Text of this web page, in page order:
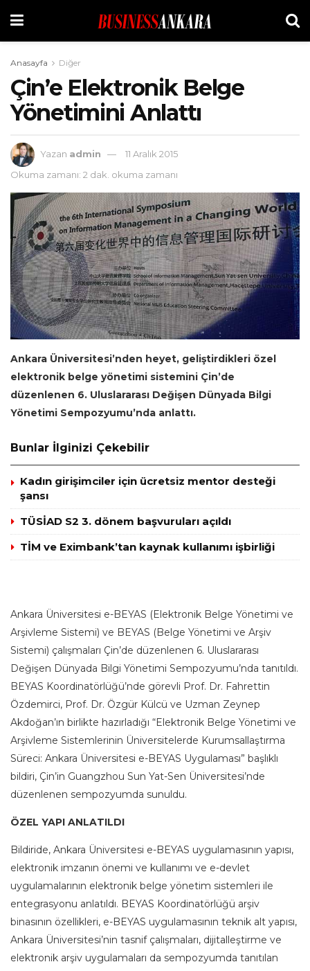
Anasayfa Diğer
Çin’e Elektronik Belge
Yönetimini Anlattı
Yazan admin
11 Aralık 2015
Okuma zamanı: 2 dak. okuma zamanı
Ankara Üniversitesi’nden heyet, geliştirdikleri özel
elektronik belge yönetimi sistemini Çin’de
düzenlenen 6. Uluslararası Değişen Dünyada Bilgi
Yönetimi Sempozyumu’nda anlattı.
Bunlar İlginizi Çekebilir
Kadın girişimciler için ücretsiz mentor desteği
şansı
TÜSİAD S2 3. dönem başvuruları açıldı
TİM ve Eximbank’tan kaynak kullanımı işbirliği
Ankara Üniversitesi e-BEYAS (Elektronik Belge Yönetimi ve
Arşivleme Sistemi) ve BEYAS (Belge Yönetimi ve Arşiv
Sistemi) çalışmaları Çin’de düzenlenen 6. Uluslararası
Değişen Dünyada Bilgi Yönetimi Sempozyumu’nda tanıtıldı.
BEYAS Koordinatörlüğü’nde görevli Prof. Dr. Fahrettin
Özdemirci, Prof. Dr. Özgür Külcü ve Uzman Zeynep
Akdoğan’ın birlikte hazırladığı “Elektronik Belge Yönetimi ve
Arşivleme Sistemlerinin Üniversitelerde Kurumsallaştırma
Süreci: Ankara Üniversitesi e-BEYAS Uygulaması” başlıklı
bildiri, Çin’in Guangzhou Sun Yat-Sen Üniversitesi’nde
düzenlenen sempozyumda sunuldu.
ÖZEL YAPI ANLATILDI
Bildiride, Ankara Üniversitesi e-BEYAS uygulamasının yapısı,
elektronik imzanın önemi ve kullanımı ve e-devlet
uygulamalarının elektronik belge yönetim sistemleri ile
entegrasyonu anlatıldı. BEYAS Koordinatörlüğü arşiv
binasının özellikleri, e-BEYAS uygulamasının teknik alt yapısı,
Ankara Üniversitesi’nin tasnif çalışmaları, dijitalleştirme ve
elektronik arşiv uygulamaları da sempozyumda tanıtılan